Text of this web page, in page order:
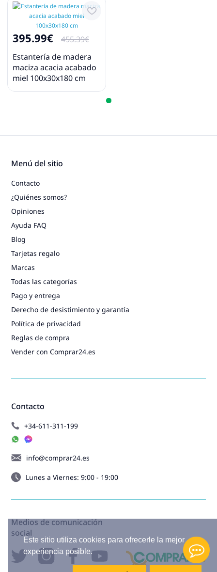
Este sitio utiliza cookies para ofrecerle la mejor
experiencia posible.
395.99€
455.39€
Estantería de madera
maciza acacia acabado
miel 100x30x180 cm
Contacto
+34-611-311-199
info@comprar24.es
Lunes a Viernes: 9:00 - 19:00
Menú del sitio
Contacto
¿Quiénes somos?
Opiniones
Ayuda FAQ
Blog
Tarjetas regalo
Marcas
Todas las categorías
Pago y entrega
Derecho de desistimiento y garantía
Política de privacidad
Reglas de compra
Vender con Comprar24.es
Medios de comunicación
social